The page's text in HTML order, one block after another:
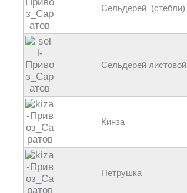
Сельдерей (стебли)
Сельдерей листовой
Кинза
Петрушка